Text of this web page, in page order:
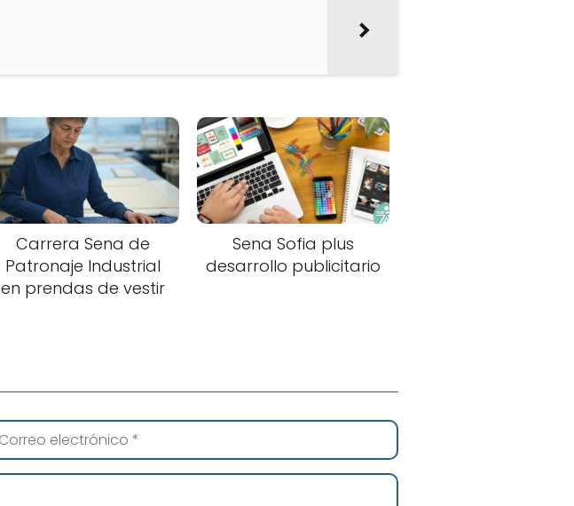
Carrera Sena de
Patronaje Industrial
en prendas de vestir
Sena Sofia plus
desarrollo publicitario